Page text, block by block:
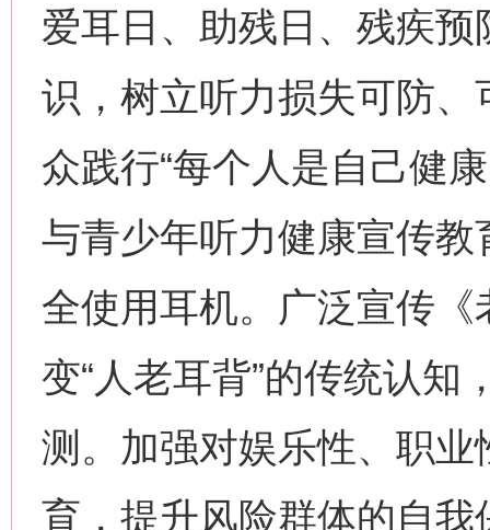
爱耳日、助残日、残疾
识，树立听力损失可防
众践行“每个人是自己健
与青少年听力健康宣传
全使用耳机。广泛宣传
变“人老耳背”的传统认
测。加强对娱乐性、职
育，提升风险群体的自